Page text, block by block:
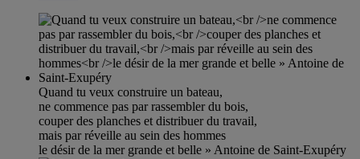
Quand tu veux construire un bateau,
ne commence pas par rassembler du bois,
couper des planches et distribuer du travail,
mais par réveille au sein des hommes
le désir de la mer grande et belle » Antoine de Saint-Exupéry